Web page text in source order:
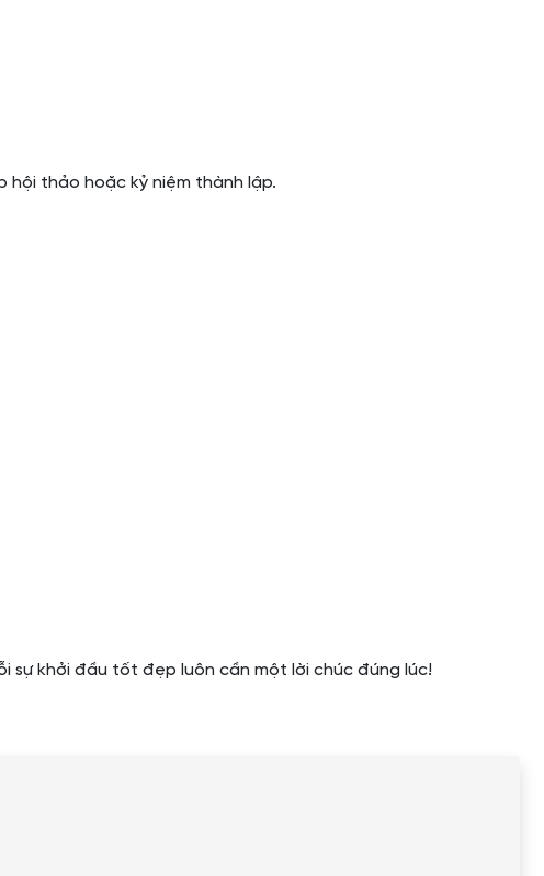
hội thảo hoặc kỷ niệm thành lập.
sự khởi đầu tốt đẹp luôn cần một lời chúc đúng lúc!